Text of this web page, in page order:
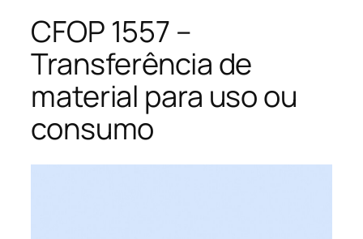
CFOP 1557 –
Transferência de
material para uso ou
consumo